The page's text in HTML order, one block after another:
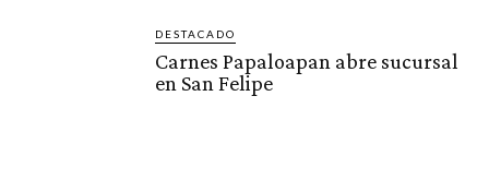
DESTACADO
Carnes Papaloapan abre sucursal
en San Felipe